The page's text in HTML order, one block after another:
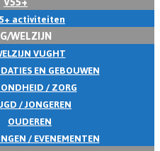
activiteiten
WELZIJN
VUGHT
EN GEBOUWEN
/ ZORG
/ JONGEREN
OUDEREN
/ EVENEMENTEN